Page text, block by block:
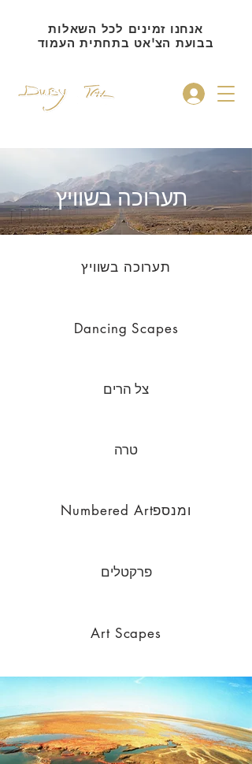
אנחנו זמינים לכל השאלות
בבועת הצ'אט בתחתית העמוד
תערוכה בשוויץ
תערוכה בשוויץ
Dancing Scapes
צל הרים
טרה
Numbered Artומנספ
פרקטלים
Art Scapes